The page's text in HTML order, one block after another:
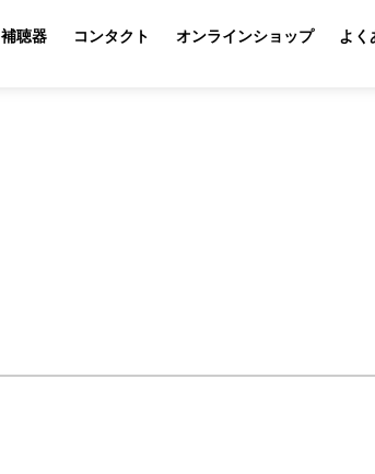
補聴器 コンタクト オンラインショップ よく